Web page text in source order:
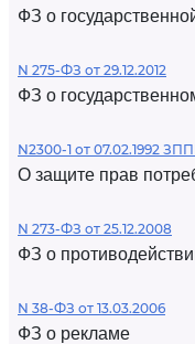
ФЗ о
N 275-ФЗ от 29.12.2012
ФЗ о
N2300-1 от 07.02.1992
О защите прав
N 273-ФЗ от 25.12.2008
ФЗ о
N 38-ФЗ от 13.03.2006
ФЗ о рекламе